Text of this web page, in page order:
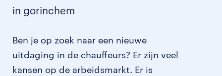
in gorinchem
Ben je op zoek naar een nieuwe
uitdaging in de chauffeurs? Er zijn veel
kansen op de arbeidsmarkt. Er is